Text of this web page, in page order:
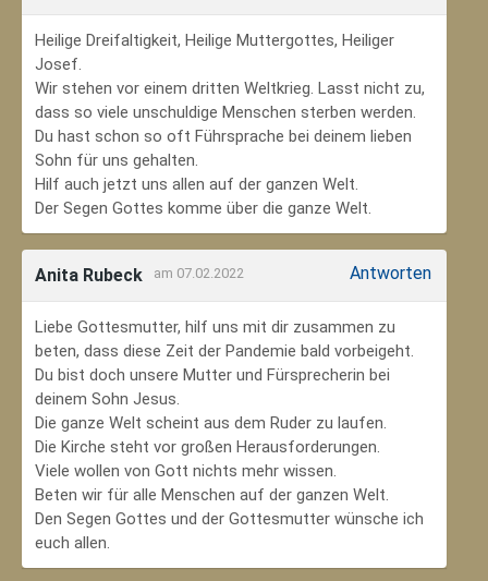
Heilige Dreifaltigkeit, Heilige Muttergottes, Heiliger
Josef.
Wir stehen vor einem dritten Weltkrieg. Lasst nicht zu,
dass so viele unschuldige Menschen sterben werden.
Du hast schon so oft Führsprache bei deinem lieben
Sohn für uns gehalten.
Hilf auch jetzt uns allen auf der ganzen Welt.
Der Segen Gottes komme über die ganze Welt.
Anita Rubeck am 07.02.2022 Antworten
Liebe Gottesmutter, hilf uns mit dir zusammen zu
beten, dass diese Zeit der Pandemie bald vorbeigeht.
Du bist doch unsere Mutter und Fürsprecherin bei
deinem Sohn Jesus.
Die ganze Welt scheint aus dem Ruder zu laufen.
Die Kirche steht vor großen Herausforderungen.
Viele wollen von Gott nichts mehr wissen.
Beten wir für alle Menschen auf der ganzen Welt.
Den Segen Gottes und der Gottesmutter wünsche ich
euch allen.